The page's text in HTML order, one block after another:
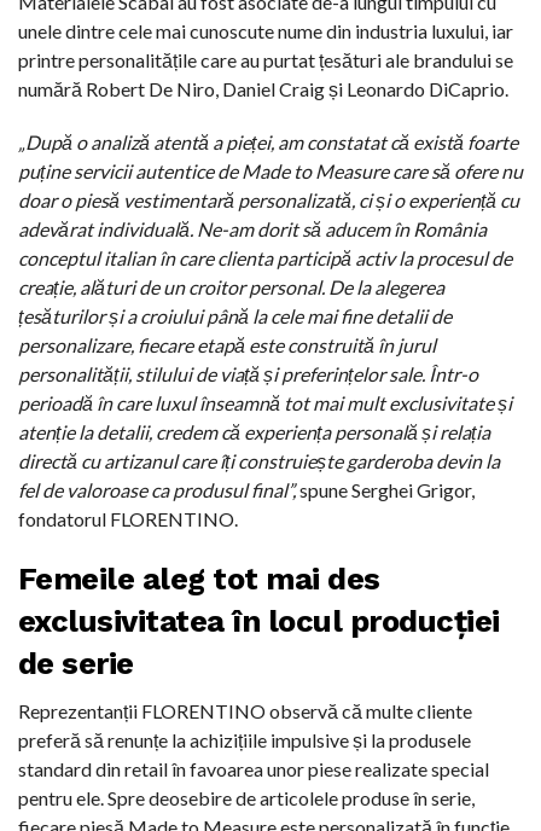
unele dintre cele mai cunoscute nume din industria luxului, iar
printre personalitățile care au purtat țesături ale brandului se
numără Robert De Niro, Daniel Craig și Leonardo DiCaprio.
„După o analiză atentă a pieței, am constatat că există foarte
puține servicii autentice de Made to Measure care să ofere nu
doar o piesă vestimentară personalizată, ci și o experiență cu
adevărat individuală. Ne-am dorit să aducem în România
conceptul italian în care clienta participă activ la procesul de
creație, alături de un croitor personal. De la alegerea
țesăturilor și a croiului până la cele mai fine detalii de
personalizare, fiecare etapă este construită în jurul
personalității, stilului de viață și preferințelor sale. Într-o
perioadă în care luxul înseamnă tot mai mult exclusivitate și
atenție la detalii, credem că experiența personală și relația
directă cu artizanul care îți construiește garderoba devin la
fel de valoroase ca produsul final”,spune Serghei Grigor,
fondatorul FLORENTINO.
Femeile aleg tot mai des
exclusivitatea în locul producției
de serie
Reprezentanții FLORENTINO observă că multe cliente
preferă să renunțe la achizițiile impulsive și la produsele
standard din retail în favoarea unor piese realizate special
pentru ele. Spre deosebire de articolele produse în serie,